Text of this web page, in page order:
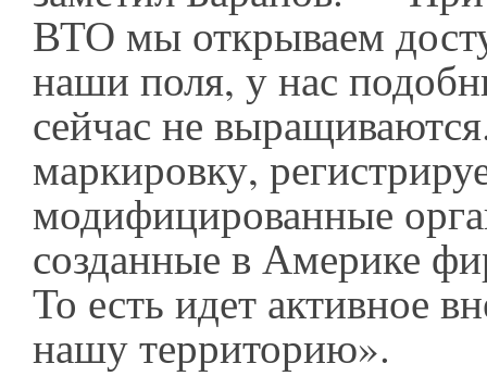
ВТО мы открываем
наши поля, у нас
сейчас не
маркировку,
модифицированные
созданные в Америке
То есть идет активное
нашу территорию».